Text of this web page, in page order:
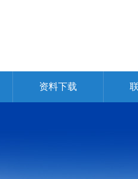
资料下载